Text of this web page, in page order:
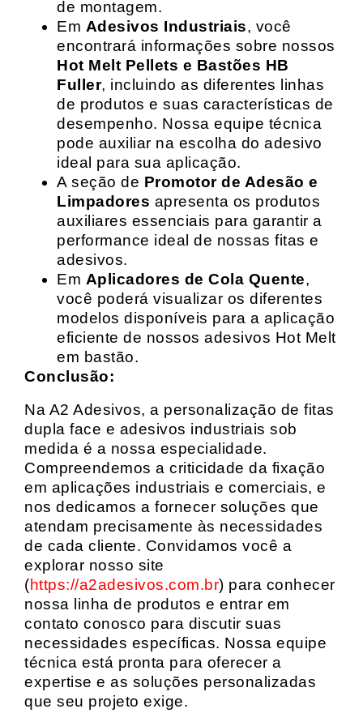
de montagem.
Em Adesivos Industriais, você
encontrará informações sobre nossos
Hot Melt Pellets e Bastões HB
Fuller, incluindo as diferentes linhas
de produtos e suas características de
desempenho. Nossa equipe técnica
pode auxiliar na escolha do adesivo
ideal para sua aplicação.
A seção de Promotor de Adesão e
Limpadores apresenta os produtos
auxiliares essenciais para garantir a
performance ideal de nossas fitas e
adesivos.
Em Aplicadores de Cola Quente,
você poderá visualizar os diferentes
modelos disponíveis para a aplicação
eficiente de nossos adesivos Hot Melt
em bastão.
Conclusão:
Na A2 Adesivos, a personalização de fitas
dupla face e adesivos industriais sob
medida é a nossa especialidade.
Compreendemos a criticidade da fixação
em aplicações industriais e comerciais, e
nos dedicamos a fornecer soluções que
atendam precisamente às necessidades
de cada cliente. Convidamos você a
explorar nosso site
(https://a2adesivos.com.br) para conhecer
nossa linha de produtos e entrar em
contato conosco para discutir suas
necessidades específicas. Nossa equipe
técnica está pronta para oferecer a
expertise e as soluções personalizadas
que seu projeto exige.